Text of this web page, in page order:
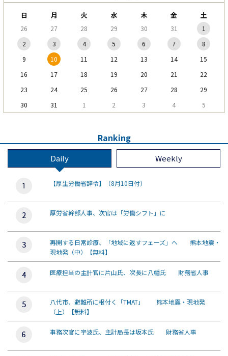
日 月 火 水 木 金 土
26 27 28 29 30 31
1
2
3 4 5 6 7
8
9
10 11 12 13 14
15
16
17 18 19 20 21
22
23
24 25 26 27 28
29
30
31 1 2 3 4 5
Ranking
Daily Weekly
【厚生労働省辞令】（8月10日付）
厚労省幹部人事、次官は「労働シフト」に
再開する日常診療、「地域に返すフェーズ」へ 熊本地震・
現地発（中）【無料】
医療担当の主計官に片山氏、次長に八幡氏 財務省人事
八代市、避難所に根付く「TMAT」 熊本地震・現地発
（上）【無料】
事務次官に宇波氏、主計局長は坂本氏 財務省人事